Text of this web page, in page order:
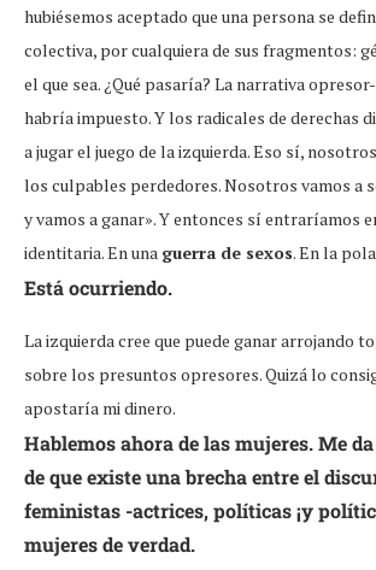
hubiésemos aceptado que una persona se
colectiva, por cualquiera de sus fragmentos:
el que sea. ¿Qué pasaría? La narrativa
habría impuesto. Y los radicales de derechas
a jugar el juego de la izquierda. Eso sí,
los culpables perdedores. Nosotros vamos a
y vamos a ganar». Y entonces sí entraríamos
identitaria. En una guerra de sexos. En la
Está ocurriendo.
La izquierda cree que puede ganar arrojando
sobre los presuntos opresores. Quizá lo
apostaría mi dinero.
Hablemos ahora de lasmujeres. Me
de que existe una brecha entre el
feministas -actrices, políticas ¡y
mujeres de verdad.